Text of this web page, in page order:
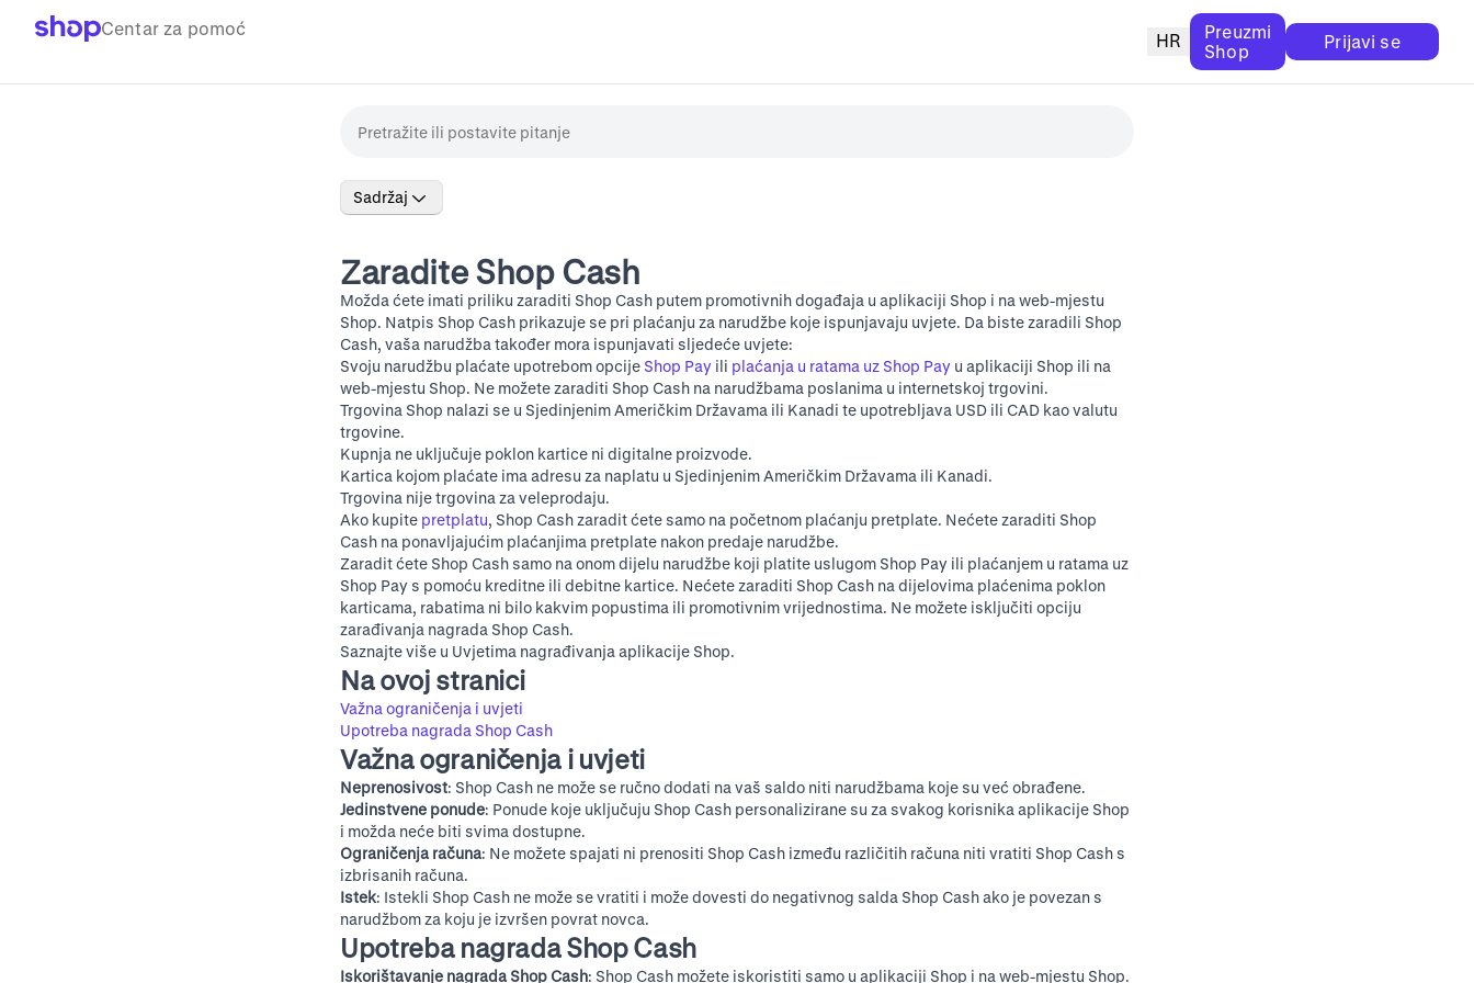
Centar za pomoć
HR
Preuzmi
Shop
Prijavi se
Sadržaj
Zaradite Shop Cash
Možda ćete imati priliku zaraditi Shop Cash putem promotivnih događaja u aplikaciji Shop i na web-mjestu
Shop. Natpis Shop Cash prikazuje se pri plaćanju za narudžbe koje ispunjavaju uvjete. Da biste zaradili Shop
Cash, vaša narudžba također mora ispunjavati sljedeće uvjete:
Svoju narudžbu plaćate upotrebom opcije Shop Pay ili plaćanja u ratama uz Shop Pay u aplikaciji Shop ili na
web-mjestu Shop. Ne možete zaraditi Shop Cash na narudžbama poslanima u internetskoj trgovini.
Trgovina Shop nalazi se u Sjedinjenim Američkim Državama ili Kanadi te upotrebljava USD ili CAD kao valutu
trgovine.
Kupnja ne uključuje poklon kartice ni digitalne proizvode.
Kartica kojom plaćate ima adresu za naplatu u Sjedinjenim Američkim Državama ili Kanadi.
Trgovina nije trgovina za veleprodaju.
Ako kupite pretplatu, Shop Cash zaradit ćete samo na početnom plaćanju pretplate. Nećete zaraditi Shop
Cash na ponavljajućim plaćanjima pretplate nakon predaje narudžbe.
Zaradit ćete Shop Cash samo na onom dijelu narudžbe koji platite uslugom Shop Pay ili plaćanjem u ratama uz
Shop Pay s pomoću kreditne ili debitne kartice. Nećete zaraditi Shop Cash na dijelovima plaćenima poklon
karticama, rabatima ni bilo kakvim popustima ili promotivnim vrijednostima. Ne možete isključiti opciju
zarađivanja nagrada Shop Cash.
Saznajte više u Uvjetima nagrađivanja aplikacije Shop.
Na ovoj stranici
Važna ograničenja i uvjeti
Upotreba nagrada Shop Cash
Važna ograničenja i uvjeti
Neprenosivost: Shop Cash ne može se ručno dodati na vaš saldo niti narudžbama koje su već obrađene.
Jedinstvene ponude: Ponude koje uključuju Shop Cash personalizirane su za svakog korisnika aplikacije Shop
i možda neće biti svima dostupne.
Ograničenja računa: Ne možete spajati ni prenositi Shop Cash između različitih računa niti vratiti Shop Cash s
izbrisanih računa.
Istek: Istekli Shop Cash ne može se vratiti i može dovesti do negativnog salda Shop Cash ako je povezan s
narudžbom za koju je izvršen povrat novca.
Upotreba nagrada Shop Cash
Iskorištavanje nagrada Shop Cash: Shop Cash možete iskoristiti samo u aplikaciji Shop i na web-mjestu Shop.